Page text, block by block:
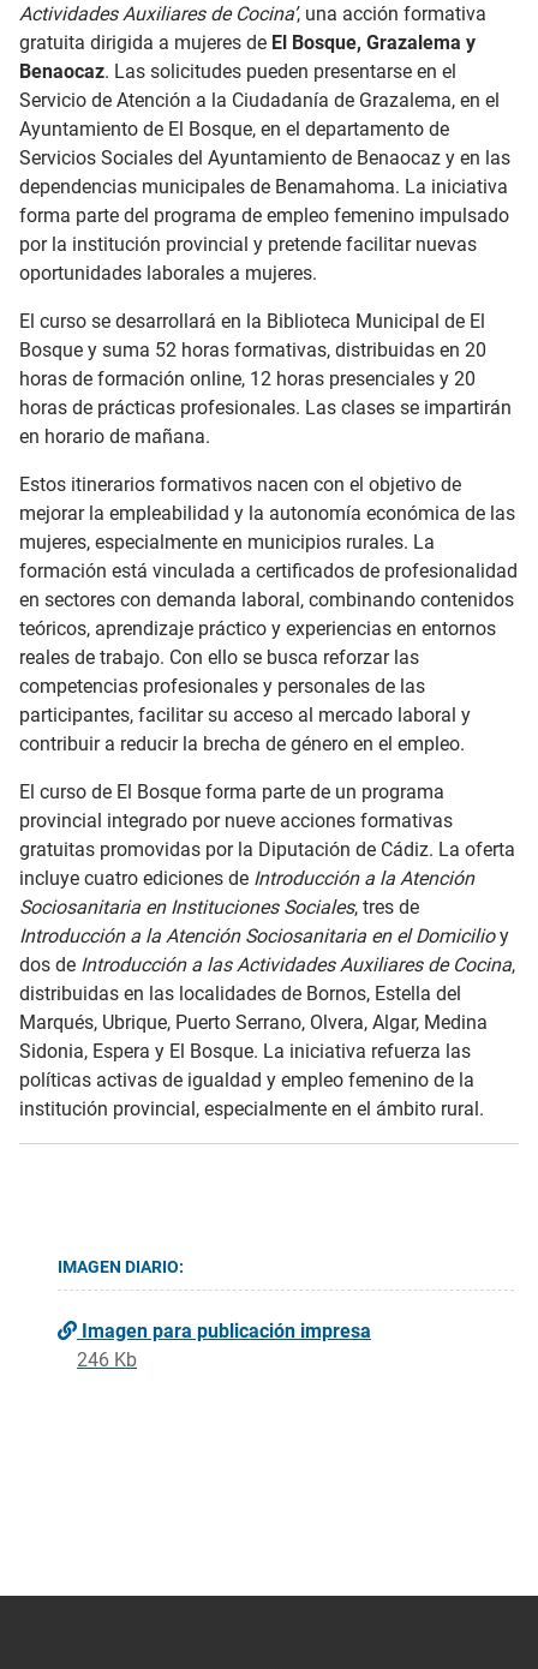
Actividades Auxiliares de Cocina’, una acción formativa
gratuita dirigida a mujeres de El Bosque, Grazalema y
Benaocaz. Las solicitudes pueden presentarse en el
Servicio de Atención a la Ciudadanía de Grazalema, en el
Ayuntamiento de El Bosque, en el departamento de
Servicios Sociales del Ayuntamiento de Benaocaz y en las
dependencias municipales de Benamahoma. La iniciativa
forma parte del programa de empleo femenino impulsado
por la institución provincial y pretende facilitar nuevas
oportunidades laborales a mujeres.
El curso se desarrollará en la Biblioteca Municipal de El
Bosque y suma 52 horas formativas, distribuidas en 20
horas de formación online, 12 horas presenciales y 20
horas de prácticas profesionales. Las clases se impartirán
en horario de mañana.
Estos itinerarios formativos nacen con el objetivo de
mejorar la empleabilidad y la autonomía económica de las
mujeres, especialmente en municipios rurales. La
formación está vinculada a certificados de profesionalidad
en sectores con demanda laboral, combinando contenidos
teóricos, aprendizaje práctico y experiencias en entornos
reales de trabajo. Con ello se busca reforzar las
competencias profesionales y personales de las
participantes, facilitar su acceso al mercado laboral y
contribuir a reducir la brecha de género en el empleo.
El curso de El Bosque forma parte de un programa
provincial integrado por nueve acciones formativas
gratuitas promovidas por la Diputación de Cádiz. La oferta
incluye cuatro ediciones de Introducción a la Atención
Sociosanitaria en Instituciones Sociales, tres de
Introducción a la Atención Sociosanitaria en el Domicilioy
dos de Introducción a las Actividades Auxiliares de Cocina,
distribuidas en las localidades de Bornos, Estella del
Marqués, Ubrique, Puerto Serrano, Olvera, Algar, Medina
Sidonia, Espera y El Bosque. La iniciativa refuerza las
políticas activas de igualdad y empleo femenino de la
institución provincial, especialmente en el ámbito rural.
IMAGEN DIARIO:
Imagen para publicación impresa
246 Kb